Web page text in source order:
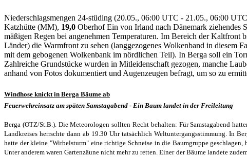
Niederschlagsmengen 24-stüding (20.05., 06:00 UTC - 21.05., 06:00
Katzhütte (MM), 19,0 Oberhof Ein von Irland nach Dänemark ziehendes
mäßigen Regen bei angenehmen Temperaturen. Im Bereich der
Länder) die Warmfront zu sehen (langgezogenes Wolkenband in
mit dem gebogenen Wolkenbank im nördlichen Teil). In Berga soll ein
Zahlreiche Grundstücke wurden in Mitleidenschaft gezogen, manche
anhand von Fotos dokumentiert und Augenzeugen befragt, um so zu
Windhose knickt in Berga Bäume ab
Feuerwehreinsatz am späten Samstagabend - Ein Baum landet in der Freileitung
Berga (OTZ/St.B.). Die Meteorologen sollten Recht behalten: Für Samstagabend
Landkreises herrschte dann ab 19.30 Uhr tatsächlich Weltuntergangsstimmung. In
hatte der kleine "Wirbelsturm" eine richtige Schneise in die Baumgruppe
Unter anderem waren Gartenzäune nicht mehr zu retten. Einer der Bäume landete